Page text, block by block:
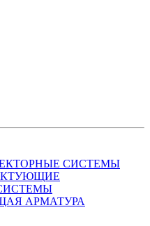
СИСТЕМЫ
АРМАТУРА